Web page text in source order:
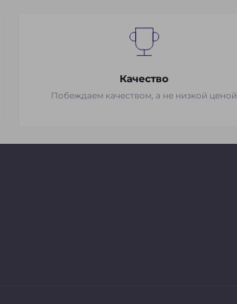
Качество
Побеждаем качеством, а не низкой ценой